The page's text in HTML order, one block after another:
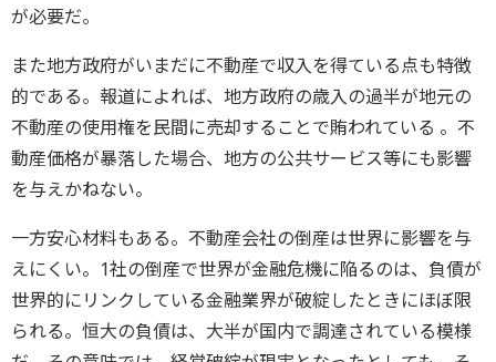
が必要だ。
また地方政府がいまだに不動産で収入を得ている点も特徴
的である。報道によれば、地方政府の歳入の過半が地元の
不動産の使用権を民間に売却することで賄われている 。不
動産価格が暴落した場合、地方の公共サービス等にも影響
を与えかねない。
一方安心材料もある。不動産会社の倒産は世界に影響を与
えにくい。1社の倒産で世界が金融危機に陥るのは、負債が
世界的にリンクしている金融業界が破綻したときにほぼ限
られる。恒大の負債は、大半が国内で調達されている模様